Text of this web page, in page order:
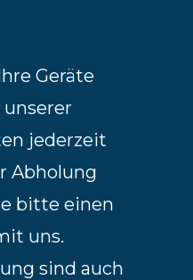
Geräte
jederzeit
Abholung
bitte einen
uns.
sind auch